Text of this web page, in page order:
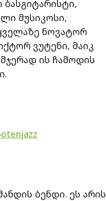
მუსიკოსი,
ნოვატორ
ვუტენი, მაიკ
ის ჩამოდის
ბენდი. ეს არის